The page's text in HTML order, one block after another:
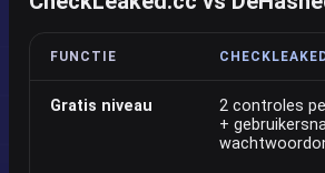
FUNCTIE
Gratis niveau
2 controles
+